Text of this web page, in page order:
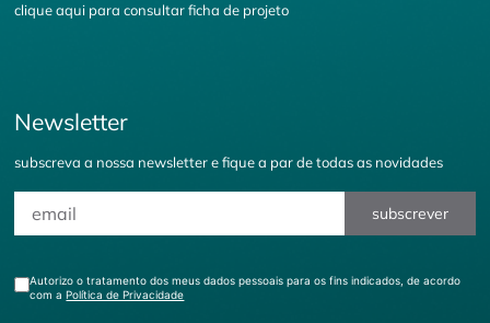
cliqueaqui para consultar ficha de projeto
Newsletter
subscreva a nossa newsletter e fique a par de todas as novidades
subscrever
Autorizo o tratamento dos meus dados pessoais para os fins indicados, de acordo
com aPolítica de Privacidade